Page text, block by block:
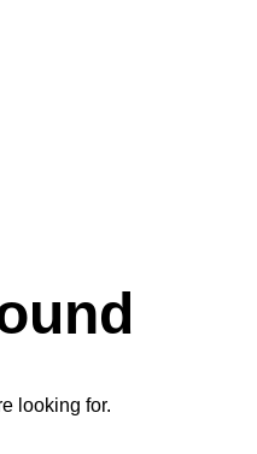
looking for.